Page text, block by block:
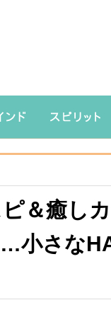
＆癒し
小さな